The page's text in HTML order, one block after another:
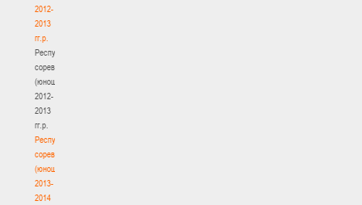
2012-
2013
гг.р.
Республиканские
соревнования
(юноши)
2012-
2013
гг.р.
Республиканские
соревнования
(юноши)
2013-
2014